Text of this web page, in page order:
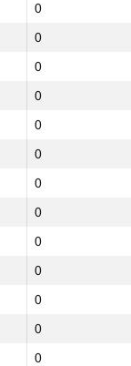
0
0
0
0
0
0
0
0
0
0
0
0
0